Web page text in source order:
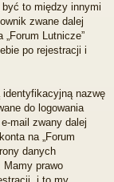
to między innymi
zwane dalej
„Forum Lutnicze”
po rejestracji i
nazwę
do logowania
mail zwany dalej
na „Forum
danych
Mamy prawo